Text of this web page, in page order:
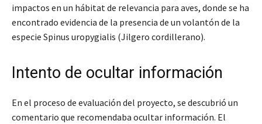
impactos en un hábitat de relevancia para aves, donde se ha
encontrado evidencia de la presencia de un volantón de la
especie Spinus uropygialis (Jilgero cordillerano).
Intento de ocultar información
En el proceso de evaluación del proyecto, se descubrió un
comentario que recomendaba ocultar información. El